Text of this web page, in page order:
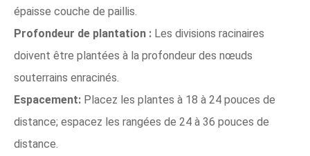
épaisse couche de paillis.
Profondeur de plantation : Les divisions racinaires
doivent être plantées à la profondeur des nœuds
souterrains enracinés.
Espacement: Placez les plantes à 18 à 24 pouces de
distance; espacez les rangées de 24 à 36 pouces de
distance.